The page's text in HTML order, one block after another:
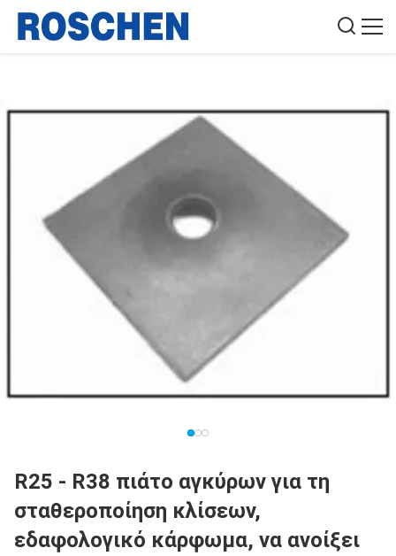
R25 - R38 πιάτο αγκύρων για τη
σταθεροποίηση κλίσεων,
εδαφολογικό κάρφωμα, να ανοίξει